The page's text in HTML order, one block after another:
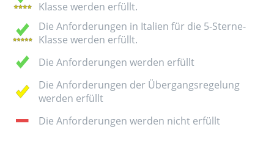
Klasse werden erfüllt.
Die Anforderungen in Italien für die 5-Sterne-
Klasse werden erfüllt.
Die Anforderungen werden erfüllt
Die Anforderungen der Übergangsregelung
werden erfüllt
Die Anforderungen werden nicht erfüllt